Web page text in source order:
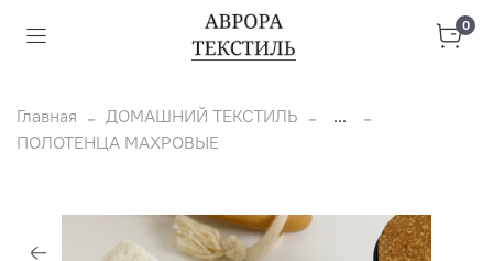
0
Главная ДОМАШНИЙ ТЕКСТИЛЬ
...
ПОЛОТЕНЦА МАХРОВЫЕ